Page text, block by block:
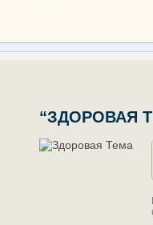
“ЗДОРОВАЯ